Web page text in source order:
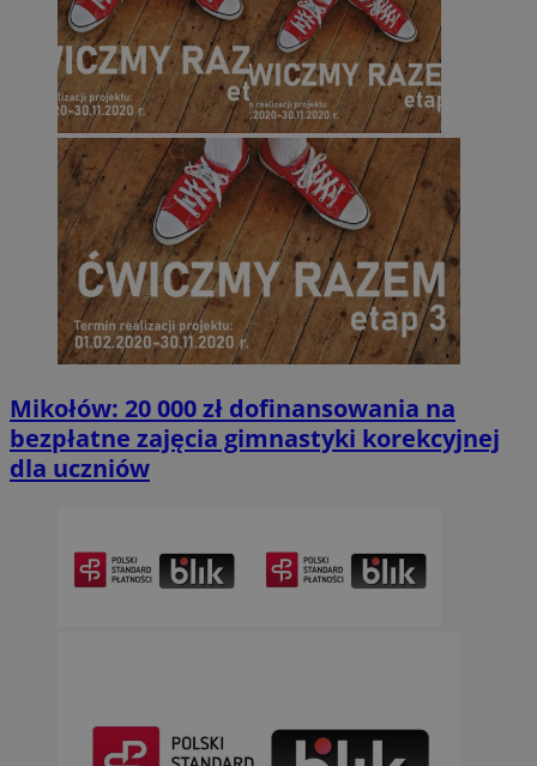
Mikołów: 20 000 zł dofinansowania na
bezpłatne zajęcia gimnastyki korekcyjnej
dla uczniów